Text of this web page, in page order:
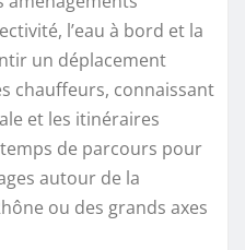
l’eau à bord et la
un déplacement
chauffeurs, connaissant
et les itinéraires
de parcours pour
autour de la
ou des grands axes